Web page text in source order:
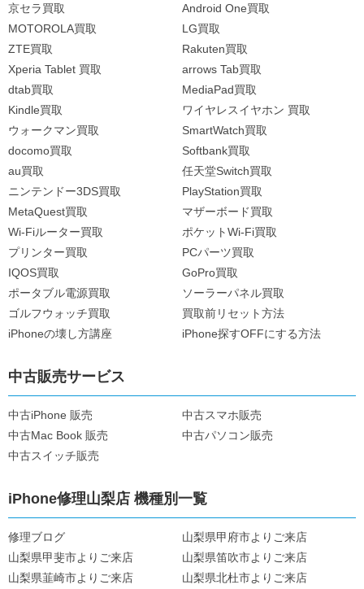
京セラ買取
Android One買取
MOTOROLA買取
LG買取
ZTE買取
Rakuten買取
Xperia Tablet 買取
arrows Tab買取
dtab買取
MediaPad買取
Kindle買取
ワイヤレスイヤホン 買取
ウォークマン買取
SmartWatch買取
docomo買取
Softbank買取
au買取
任天堂Switch買取
ニンテンドー3DS買取
PlayStation買取
MetaQuest買取
マザーボード買取
Wi-Fiルーター買取
ポケットWi-Fi買取
プリンター買取
PCパーツ買取
IQOS買取
GoPro買取
ポータブル電源買取
ソーラーパネル買取
ゴルフウォッチ買取
買取前リセット方法
iPhoneの壊し方講座
iPhone探すOFFにする方法
中古販売サービス
中古iPhone 販売
中古スマホ販売
中古Mac Book 販売
中古パソコン販売
中古スイッチ販売
iPhone修理山梨店 機種別一覧
修理ブログ
山梨県甲府市よりご来店
山梨県甲斐市よりご来店
山梨県笛吹市よりご来店
山梨県韮崎市よりご来店
山梨県北杜市よりご来店